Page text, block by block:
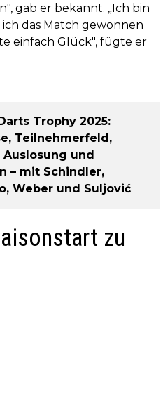
gab er bekannt. „Ich bin
das Match gewonnen
einfach Glück", fügte er
Trophy 2025:
Teilnehmerfeld,
Auslosung und
– mit Schindler,
Weber und Suljović
zu